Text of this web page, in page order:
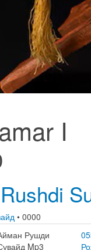
I
• 0000
Рушди
Mp3